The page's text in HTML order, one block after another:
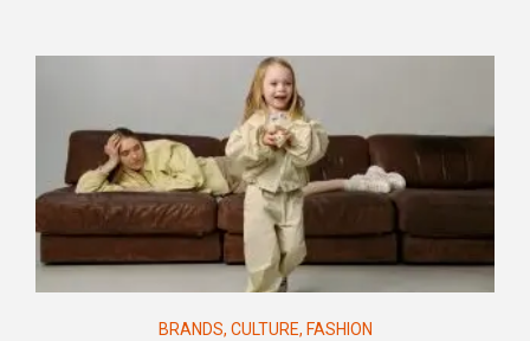
BRANDS, CULTURE, FASHION